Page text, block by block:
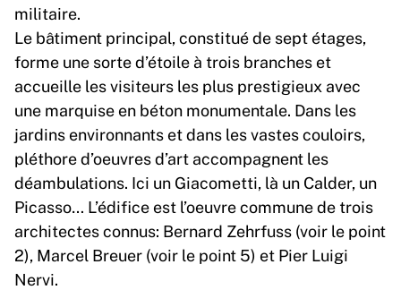
militaire.
Le bâtiment principal, constitué de sept étages,
forme une sorte d’étoile à trois branches et
accueille les visiteurs les plus prestigieux avec
une marquise en béton monumentale. Dans les
jardins environnants et dans les vastes couloirs,
pléthore d’oeuvres d’art accompagnent les
déambulations. Ici un Giacometti, là un Calder, un
Picasso… L’édifice est l’oeuvre commune de trois
architectes connus: Bernard Zehrfuss (voir le point
2), Marcel Breuer (voir le point 5) et Pier Luigi
Nervi.